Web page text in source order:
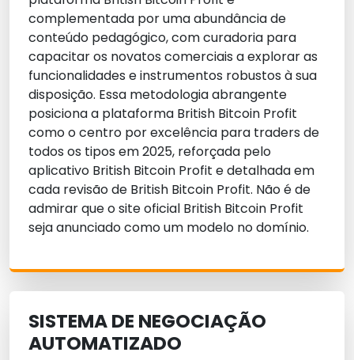
complementada por uma abundância de
conteúdo pedagógico, com curadoria para
capacitar os novatos comerciais a explorar as
funcionalidades e instrumentos robustos à sua
disposição. Essa metodologia abrangente
posiciona a plataforma British Bitcoin Profit
como o centro por excelência para traders de
todos os tipos em 2025, reforçada pelo
aplicativo British Bitcoin Profit e detalhada em
cada revisão de British Bitcoin Profit. Não é de
admirar que o site oficial British Bitcoin Profit
seja anunciado como um modelo no domínio.
SISTEMA DE NEGOCIAÇÃO
AUTOMATIZADO